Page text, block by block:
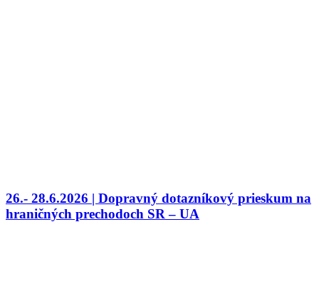
26.- 28.6.2026 | Dopravný dotazníkový prieskum na
hraničných prechodoch SR – UA